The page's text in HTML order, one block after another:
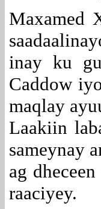
Maxamed
inay ku
Caddow
maqlay
Laakiin
sameynay
ag
raaciyey.